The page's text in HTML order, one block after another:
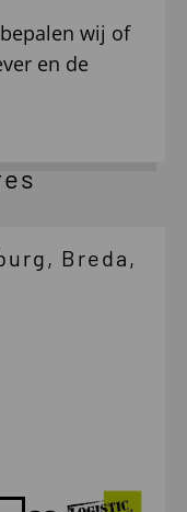
wij of
en de
Breda,